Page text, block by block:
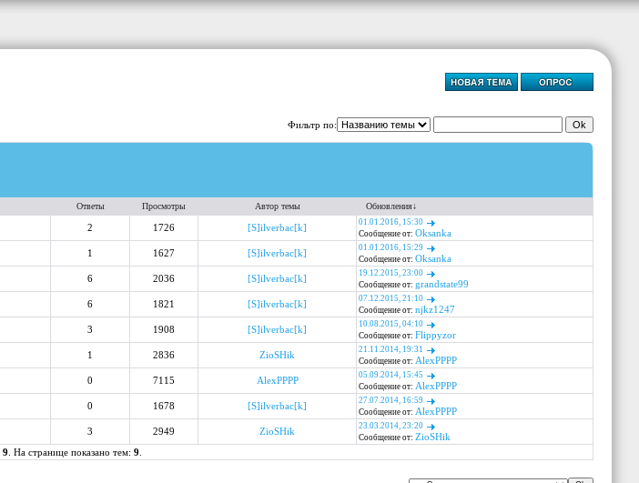
Фильтр по:
Ответы Просмотры Автор темы Обновления↓
2 1726 [S]ilverbac[k]
01.01.2016, 15:30
Сообщение от: Oksanka
1 1627 [S]ilverbac[k]
01.01.2016, 15:29
Сообщение от: Oksanka
6 2036 [S]ilverbac[k]
19.12.2015, 23:00
Сообщение от: grandstate99
6 1821 [S]ilverbac[k]
07.12.2015, 21:10
Сообщение от: njkz1247
3 1908 [S]ilverbac[k]
10.08.2015, 04:10
Сообщение от: Flippyzor
1 2836 ZioSHik
21.11.2014, 19:31
Сообщение от: AlexPPPP
0 7115 AlexPPPP
05.09.2014, 15:45
Сообщение от: AlexPPPP
0 1678 [S]ilverbac[k]
27.07.2014, 16:59
Сообщение от: AlexPPPP
3 2949 ZioSHik
23.03.2014, 23:20
Сообщение от: ZioSHik
9 . На странице показано тем: 9